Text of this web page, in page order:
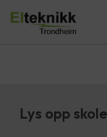
Lys opp